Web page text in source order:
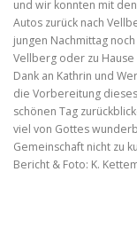
und wir konnten mit
Autos zurück nach
jungen Nachmittag
Vellberg oder zu
Dank an Kathrin und
die Vorbereitung
schönen Tag
viel von Gottes
Gemeinschaft nicht zu
Bericht & Foto: K.